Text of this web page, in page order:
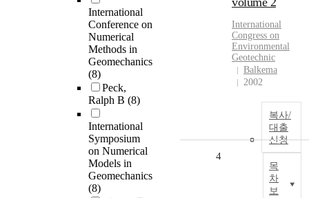
International
Conference on
Numerical
Methods in
Geomechanics
(8)
Peck,
Ralph B (8)
International
Symposium
on Numerical
Models in
Geomechanics
(8)
International
Congress on
Environmental
Geotechnic
Balkema
2002
복사/
대출
신청
목
차
보
4